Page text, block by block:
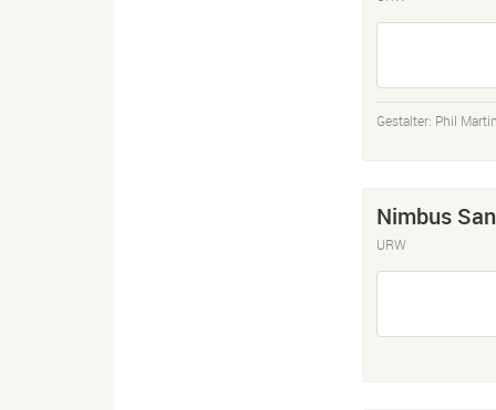
Gestalter: Phil Martin
Nimbus
URW